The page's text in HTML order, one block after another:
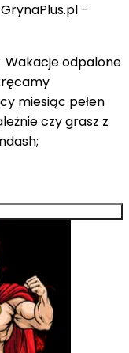
-
Wakacje odpalone
miesiąc pełen
czy grasz z